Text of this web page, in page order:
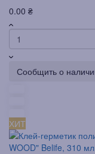
0.00 ₴
Сообщить о
ХИТ